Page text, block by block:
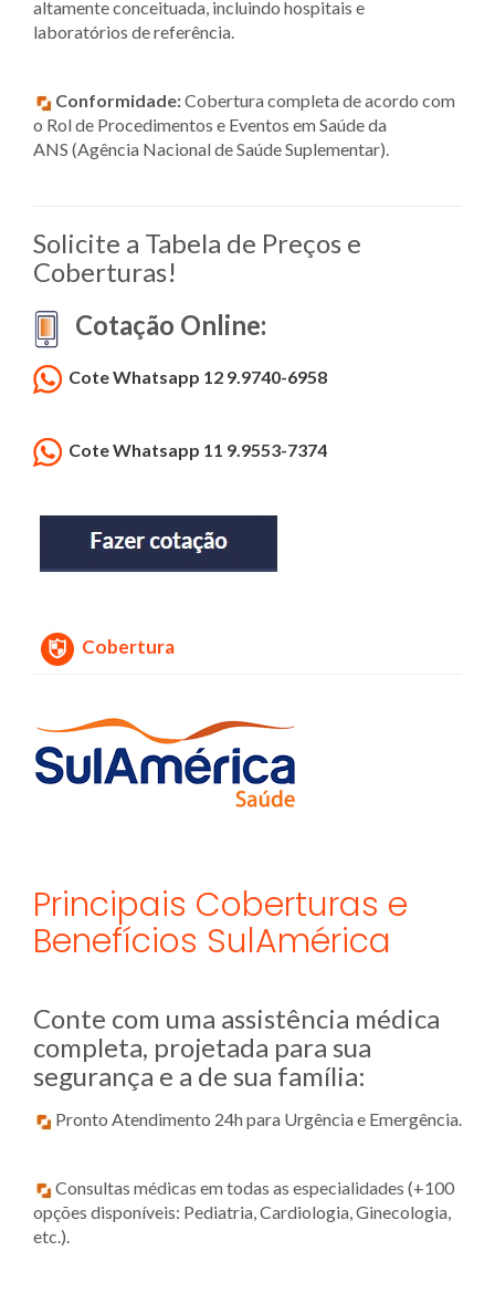
altamente conceituada, incluindo hospitais e
laboratórios de referência.
Conformidade:Cobertura completa de acordo com
o Rol de Procedimentos e Eventos em Saúde da
ANS (Agência Nacional de Saúde Suplementar).
Solicite a Tabela de Preços e
Coberturas!
Cotação Online:
Cote Whatsapp 12 9.9740-6958
Cote Whatsapp 11 9.9553-7374
Cobertura
Principais Coberturas e
Benefícios SulAmérica
Conte com uma assistência médica
completa, projetada para sua
segurança e a de sua família:
Pronto Atendimento 24h para Urgência e Emergência.
Consultas médicas em todas as especialidades (+100
opções disponíveis: Pediatria, Cardiologia, Ginecologia,
etc.).